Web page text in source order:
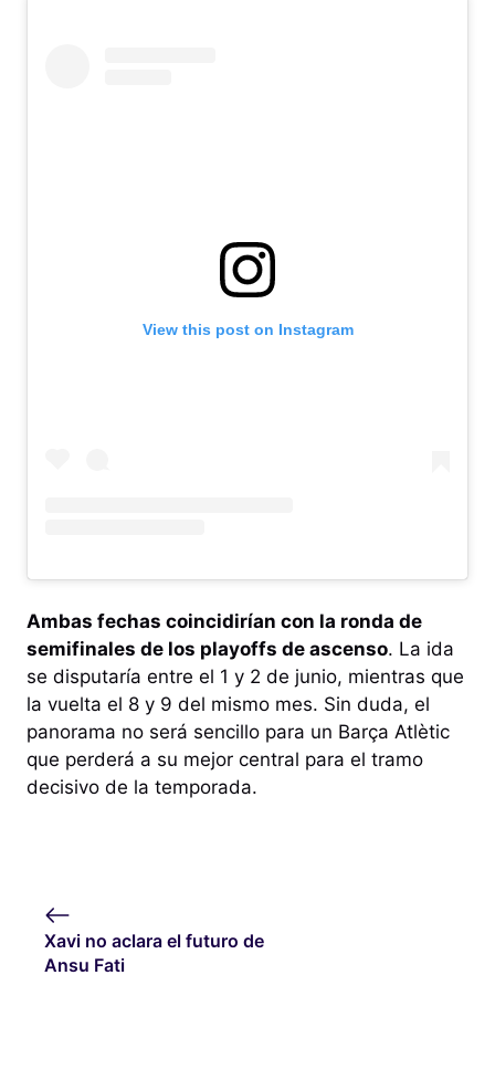
View this post on Instagram
Ambas fechas coincidirían con la ronda de
semifinales de los playoffs de ascenso. La ida
se disputaría entre el 1 y 2 de junio, mientras que
la vuelta el 8 y 9 del mismo mes. Sin duda, el
panorama no será sencillo para un Barça Atlètic
que perderá a su mejor central para el tramo
decisivo de la temporada.
Xavi no aclara el futuro de
Ansu Fati